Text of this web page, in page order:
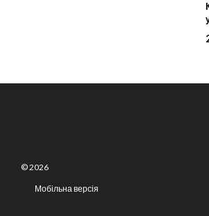
© 2026
Мобільна версія